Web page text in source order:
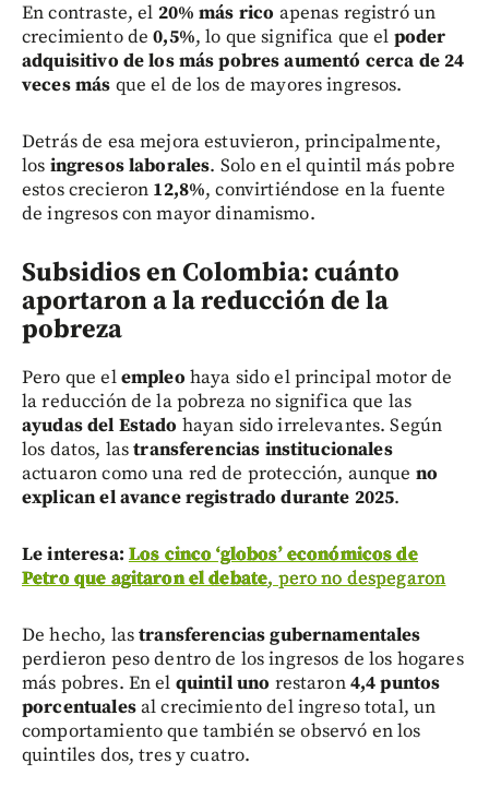
En contraste, el 20% más rico apenas registró un
crecimiento de0,5%, lo que significa que el poder
adquisitivo de los más pobres aumentó cerca de 24
veces más que el de los de mayores ingresos.
Detrás de esa mejora estuvieron, principalmente,
los ingresos laborales. Solo en el quintil más pobre
estos crecieron 12,8%, convirtiéndose en la fuente
de ingresos con mayor dinamismo.
Subsidios en Colombia: cuánto
aportaron a la reducción de la
pobreza
Pero que elempleo haya sido el principal motor de
la reducción de la pobreza no significa que las
ayudas del Estado hayan sido irrelevantes. Según
los datos, lastransferencias institucionales
actuaron como una red de protección, aunque no
explican el avance registrado durante 2025.
Le interesa: Los cinco ‘globos’ económicos de
Petro que agitaron el debate, pero no despegaron
De hecho, lastransferencias gubernamentales
perdieron peso dentro de los ingresos de los hogares
más pobres. En el quintil uno restaron4,4 puntos
porcentualesal crecimiento del ingreso total, un
comportamiento que también se observó en los
quintiles dos, tres y cuatro.